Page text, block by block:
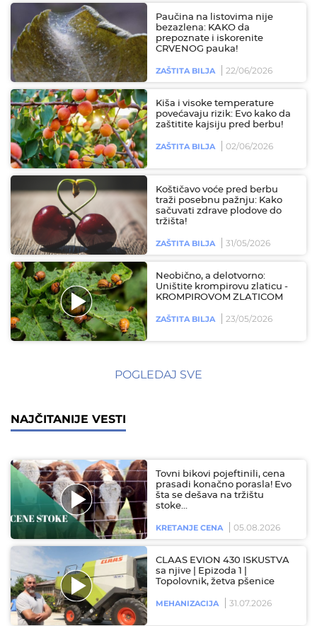
Paučina na listovima nije
bezazlena: KAKO da
prepoznate i iskorenite
CRVENOG pauka!
ZAŠTITA BILJA 22/06/2026
Kiša i visoke temperature
povećavaju rizik: Evo kako da
zaštitite kajsiju pred berbu!
ZAŠTITA BILJA 02/06/2026
Koštičavo voće pred berbu
traži posebnu pažnju: Kako
sačuvati zdrave plodove do
tržišta!
ZAŠTITA BILJA 31/05/2026
Neobično, a delotvorno:
Uništite krompirovu zlaticu -
KROMPIROVOM ZLATICOM
ZAŠTITA BILJA 23/05/2026
POGLEDAJ SVE
NAJČITANIJE VESTI
Tovni bikovi pojeftinili, cena
prasadi konačno porasla! Evo
šta se dešava na tržištu
stoke…
KRETANJE CENA 05.08.2026
CLAAS EVION 430 ISKUSTVA
sa njive | Epizoda 1 |
Topolovnik, žetva pšenice
MEHANIZACIJA 31.07.2026